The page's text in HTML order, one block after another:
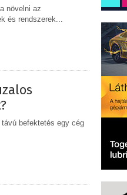
növelni az
és rendszerek...
befektetés egy cég